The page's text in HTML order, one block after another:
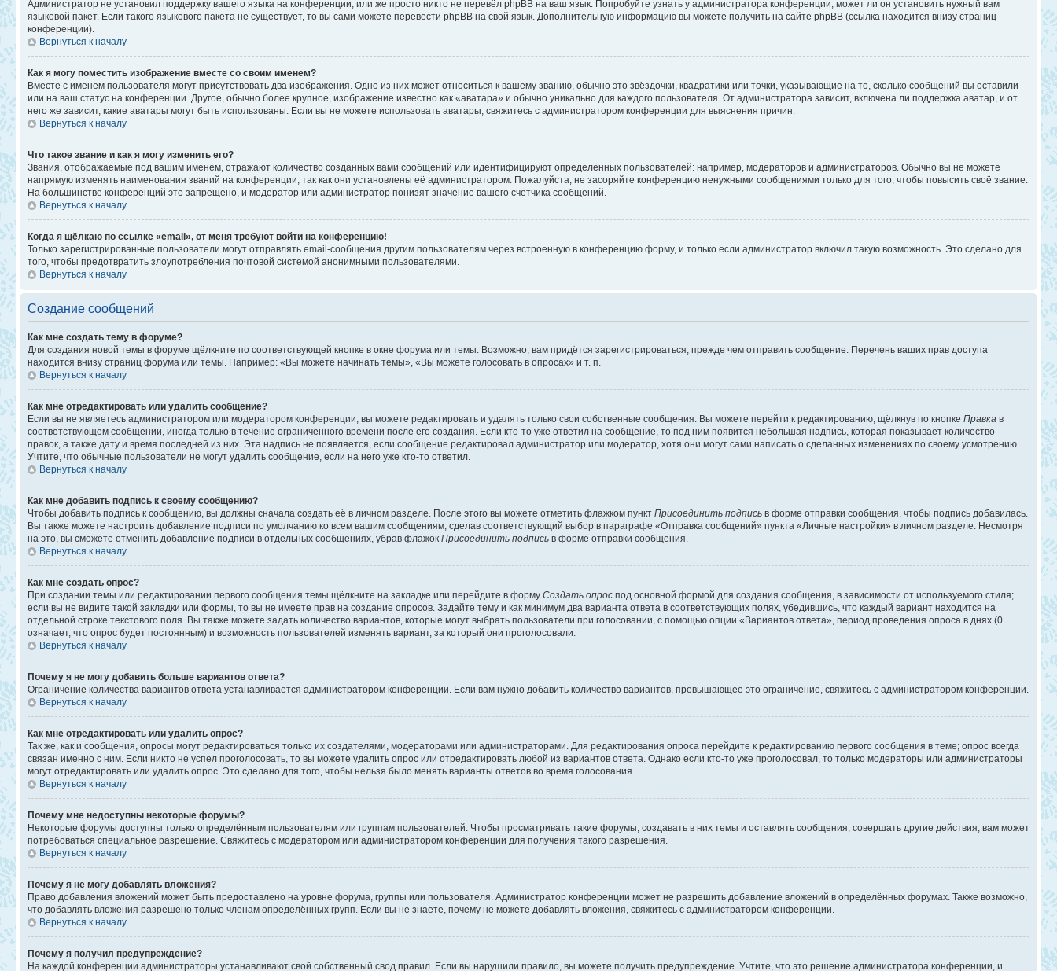
Администратор не установил поддержку вашего языка на конференции, или же просто никто не перевёл phpBB на ваш язык. Попробуйте узнать у администратора конференции, может ли он установить нужный вам
языковой пакет. Если такого языкового пакета не существует, то вы сами можете перевести phpBB на свой язык. Дополнительную информацию вы можете получить на сайте phpBB (ссылка находится внизу страниц
конференции).
Вернуться к началу
Как я могу поместить изображение вместе со своим именем?
Вместе с именем пользователя могут присутствовать два изображения. Одно из них может относиться к вашему званию, обычно это звёздочки, квадратики или точки, указывающие на то, сколько сообщений вы оставили
или на ваш статус на конференции. Другое, обычно более крупное, изображение известно как «аватара» и обычно уникально для каждого пользователя. От администратора зависит, включена ли поддержка аватар, и от
него же зависит, какие аватары могут быть использованы. Если вы не можете использовать аватары, свяжитесь с администратором конференции для выяснения причин.
Вернуться к началу
Что такое звание и как я могу изменить его?
Звания, отображаемые под вашим именем, отражают количество созданных вами сообщений или идентифицируют определённых пользователей: например, модераторов и администраторов. Обычно вы не можете
напрямую изменять наименования званий на конференции, так как они установлены её администратором. Пожалуйста, не засоряйте конференцию ненужными сообщениями только для того, чтобы повысить своё звание.
На большинстве конференций это запрещено, и модератор или администратор понизят значение вашего счётчика сообщений.
Вернуться к началу
Когда я щёлкаю по ссылке «email», от меня требуют войти на конференцию!
Только зарегистрированные пользователи могут отправлять email-сообщения другим пользователям через встроенную в конференцию форму, и только если администратор включил такую возможность. Это сделано для
того, чтобы предотвратить злоупотребления почтовой системой анонимными пользователями.
Вернуться к началу
Создание сообщений
Как мне создать тему в форуме?
Для создания новой темы в форуме щёлкните по соответствующей кнопке в окне форума или темы. Возможно, вам придётся зарегистрироваться, прежде чем отправить сообщение. Перечень ваших прав доступа
находится внизу страниц форума или темы. Например: «Вы можете начинать темы», «Вы можете голосовать в опросах» и т. п.
Вернуться к началу
Как мне отредактировать или удалить сообщение?
Если вы не являетесь администратором или модератором конференции, вы можете редактировать и удалять только свои собственные сообщения. Вы можете перейти к редактированию, щёлкнув по кнопке Правка в
соответствующем сообщении, иногда только в течение ограниченного времени после его создания. Если кто-то уже ответил на сообщение, то под ним появится небольшая надпись, которая показывает количество
правок, а также дату и время последней из них. Эта надпись не появляется, если сообщение редактировал администратор или модератор, хотя они могут сами написать о сделанных изменениях по своему усмотрению.
Учтите, что обычные пользователи не могут удалить сообщение, если на него уже кто-то ответил.
Вернуться к началу
Как мне добавить подпись к своему сообщению?
Чтобы добавить подпись к сообщению, вы должны сначала создать её в личном разделе. После этого вы можете отметить флажком пункт Присоединить подпись в форме отправки сообщения, чтобы подпись добавилась.
Вы также можете настроить добавление подписи по умолчанию ко всем вашим сообщениям, сделав соответствующий выбор в параграфе «Отправка сообщений» пункта «Личные настройки» в личном разделе. Несмотря
на это, вы сможете отменить добавление подписи в отдельных сообщениях, убрав флажок Присоединить подпись в форме отправки сообщения.
Вернуться к началу
Как мне создать опрос?
При создании темы или редактировании первого сообщения темы щёлкните на закладке или перейдите в форму Создать опрос под основной формой для создания сообщения, в зависимости от используемого стиля;
если вы не видите такой закладки или формы, то вы не имеете прав на создание опросов. Задайте тему и как минимум два варианта ответа в соответствующих полях, убедившись, что каждый вариант находится на
отдельной строке текстового поля. Вы также можете задать количество вариантов, которые могут выбрать пользователи при голосовании, с помощью опции «Вариантов ответа», период проведения опроса в днях (0
означает, что опрос будет постоянным) и возможность пользователей изменять вариант, за который они проголосовали.
Вернуться к началу
Почему я не могу добавить больше вариантов ответа?
Ограничение количества вариантов ответа устанавливается администратором конференции. Если вам нужно добавить количество вариантов, превышающее это ограничение, свяжитесь с администратором конференции.
Вернуться к началу
Как мне отредактировать или удалить опрос?
Так же, как и сообщения, опросы могут редактироваться только их создателями, модераторами или администраторами. Для редактирования опроса перейдите к редактированию первого сообщения в теме; опрос всегда
связан именно с ним. Если никто не успел проголосовать, то вы можете удалить опрос или отредактировать любой из вариантов ответа. Однако если кто-то уже проголосовал, то только модераторы или администраторы
могут отредактировать или удалить опрос. Это сделано для того, чтобы нельзя было менять варианты ответов во время голосования.
Вернуться к началу
Почему мне недоступны некоторые форумы?
Некоторые форумы доступны только определённым пользователям или группам пользователей. Чтобы просматривать такие форумы, создавать в них темы и оставлять сообщения, совершать другие действия, вам может
потребоваться специальное разрешение. Свяжитесь с модератором или администратором конференции для получения такого разрешения.
Вернуться к началу
Почему я не могу добавлять вложения?
Право добавления вложений может быть предоставлено на уровне форума, группы или пользователя. Администратор конференции может не разрешить добавление вложений в определённых форумах. Также возможно,
что добавлять вложения разрешено только членам определённых групп. Если вы не знаете, почему не можете добавлять вложения, свяжитесь с администратором конференции.
Вернуться к началу
Почему я получил предупреждение?
На каждой конференции администраторы устанавливают свой собственный свод правил. Если вы нарушили правило, вы можете получить предупреждение. Учтите, что это решение администратора конференции, и